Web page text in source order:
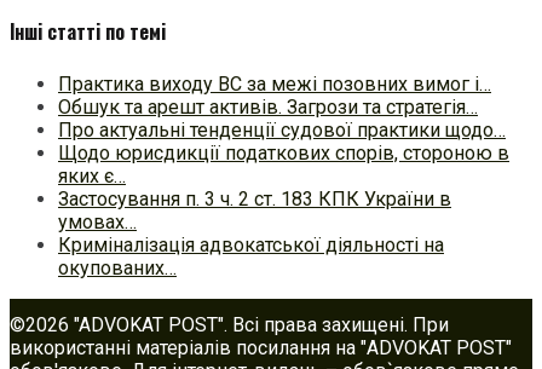
Інші статті по темі
Практика виходу ВС за межі позовних вимог і…
Обшук та арешт активів. Загрози та стратегія…
Про актуальні тенденції судової практики щодо…
Щодо юрисдикції податкових спорів, стороною в
яких є…
Застосування п. 3 ч. 2 ст. 183 КПК України в
умовах…
Криміналізація адвокатської діяльності на
окупованих…
©2026 "ADVOKAT POST". Всі права захищені. При
використанні матеріалів посилання на "ADVOKAT POST"